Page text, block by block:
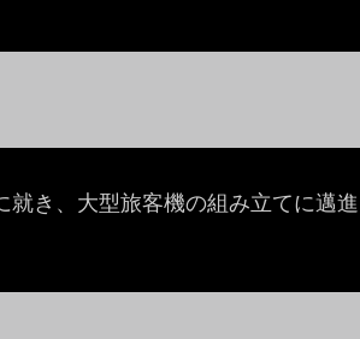
き、大型旅客機の組み立てに邁